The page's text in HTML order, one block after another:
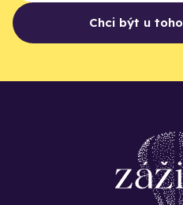
Chci být u toho